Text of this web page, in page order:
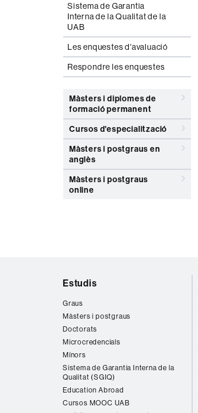
Sistema de Garantia
Interna de la Qualitat de la
UAB
Les enquestes d'avaluació
Respondre les enquestes
Màsters i diplomes de
formació permanent
Cursos d'especialització
Màsters i postgraus en
anglès
Màsters i postgraus
online
Estudis
Graus
Màsters i postgraus
Doctorats
Microcredencials
Mínors
Sistema de Garantia Interna de la
Qualitat (SGIQ)
Education Abroad
Cursos MOOC UAB